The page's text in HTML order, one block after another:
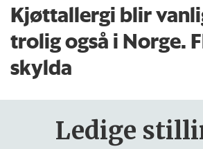
Kjøttallergi blir
trolig også i Norge.
skylda
Ledige